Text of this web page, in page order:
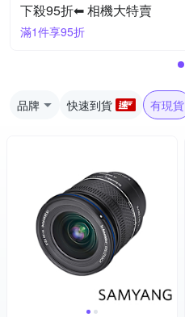
下殺95折⬅︎ 相機大特賣
滿1件享95折
品牌 快速到貨 有現貨